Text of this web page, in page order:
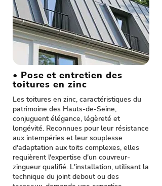
• Pose et entretien des
toitures en zinc
Les toitures en zinc, caractéristiques du
patrimoine des Hauts-de-Seine,
conjuguent élégance, légèreté et
longévité. Reconnues pour leur résistance
aux intempéries et leur souplesse
d'adaptation aux toits complexes, elles
requièrent l'expertise d'un couvreur-
zingueur qualifié. L'installation, utilisant la
technique du joint debout ou des